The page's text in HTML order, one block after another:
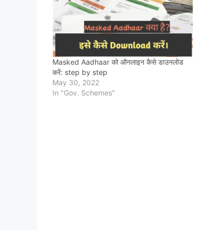
Masked Aadhaar को ऑनलाइन कैसे डाउनलोड
करें: step by step
May 30, 2022
In "Gov. Schemes"